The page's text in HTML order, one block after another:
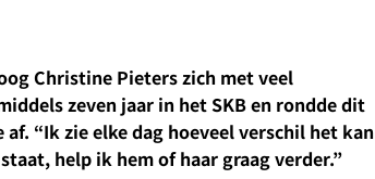
Christine Pieters zich met veel
zeven jaar in het SKB en rondde dit
“Ik zie elke dag hoeveel verschil het kan
help ik hem of haar graag verder.”